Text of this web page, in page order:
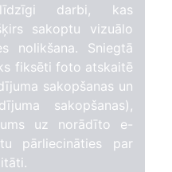
darbi, kas
sakoptu vizuālo
nolikšana. Sniegtā
fiksēti foto atskaitē
sakopšanas un
sakopšanas),
uz norādīto e-
pārliecināties par